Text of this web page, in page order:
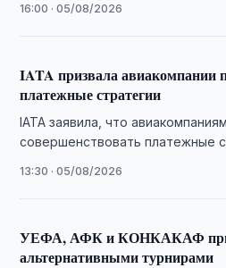
инфраструктуру, кадры и …
16:00 · 05/08/2026
IATA призвала авиакомпании
платежные стратегии
IATA заявила, что
совершенствовать платежные
операционных расходов.
13:30 · 05/08/2026
УЕФА, АФК и КОНКАКАФ
альтернативными турнирами